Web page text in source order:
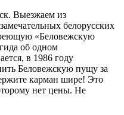
Выезжаем из
белорусских
«Беловежскую
об одном
в 1986 году
Беловежскую пущу за
карман шире! Это
нет цены. Не